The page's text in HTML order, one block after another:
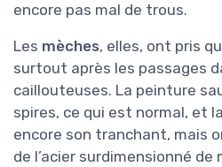
encore pas mal de trous.
Les mèches, elles, ont pris
surtout après les passages
caillouteuses. La peinture
spires, ce qui est normal, et
encore son tranchant, mais
de l’acier surdimensionné